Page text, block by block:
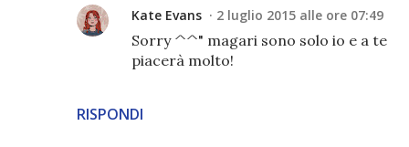
RISPONDI
Kate Evans 2 luglio 2015 alle ore 07:49
Sorry ^^" magari sono solo io e a te
piacerà molto!